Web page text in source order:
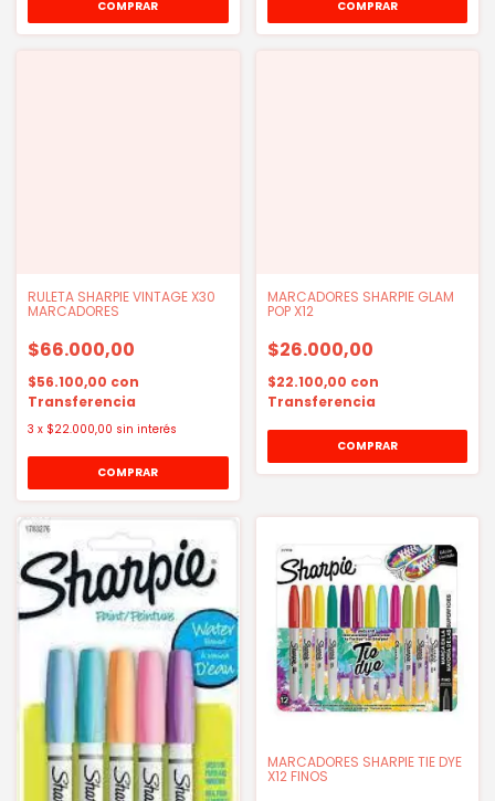
RULETA SHARPIE VINTAGE X30
MARCADORES
$66.000,00
$56.100,00 con
Transferencia
3 x $22.000,00 sin interés
MARCADORES SHARPIE GLAM
POP X12
$26.000,00
$22.100,00 con
Transferencia
MARCADORES SHARPIE TIE DYE
X12 FINOS